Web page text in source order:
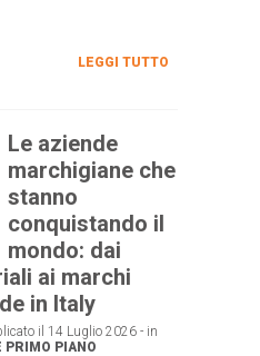
LEGGI TUTTO
Le aziende
marchigiane che
stanno
conquistando il
mondo: dai
ai marchi
in Italy
il 14 Luglio 2026 - in
PRIMO PIANO